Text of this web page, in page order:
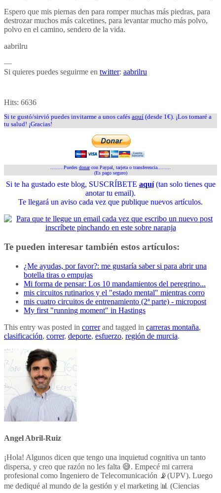
Espero que mis piernas den para romper muchas más piedras, para
destrozar muchos más calcetines, para levantar mucho más polvo,
polvo en el camino, sendero de la vida.
aabrilru
—
Si quieres puedes seguirme en twitter: aabrilru
Hits: 6636
Si te gustó/sirvió puedes invitarme a unos cafés aquí (desde 1€). ¡Los tomaré a
tu salud! ¡Gracias!
.........Puedes donarcon Paypal, tarjeta o transferencia.........
(Es pago seguro)
Si te ha gustado este blog, SUSCRÍBETE aquí(tan solo tienes que
anotar tu email).
Te llegará un aviso cada vez que publique nuevos artículos.
Te pueden interesar también estos artículos:
¿Me ayudas, por favor?: me gustaría saber si para abrir una
botella tiras o empujas
Mi forma de pensar: Los 10 mandamientos del peregrino...
mis circuitos rutinarios y el "estado mental" mientras corro
mis cuatro circuitos de entrenamiento (2ª parte) - micropost
My first "running moment" in Hastings
This entry was posted in correrand tagged in carreras montaña,
clasificación, correr, deporte, esfuerzo, región de murcia.
Angel Abril-Ruiz
¡Hola! Algunos dicen que tengo una inquietud cognitiva un tanto
dispersa, y creo que razón no les falta 😅. Empecé mi carrera
profesional como Ingeniero de Telecomunicación 📡(UPV). Luego
me dediqué al mundo de la gestión y el marketing 📊 (Ciencias